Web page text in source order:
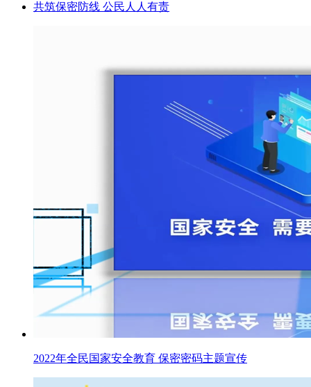
共筑保密防线 公民人人有责
2022年全民国家安全教育 保密密码主题宣传